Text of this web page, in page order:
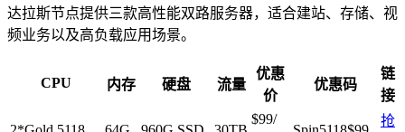
达拉斯节点提供三款高性能双路服务器，适合建站、存储、视
频业务以及高负载应用场景。
CPU 内存 硬盘 流量
优惠
价
优惠码
链
接
$99/
抢